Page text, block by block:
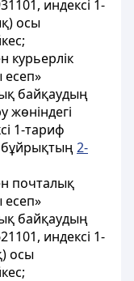
индексі 1-
осы
курьерлік
есеп»
байқаудың
жөніндегі
1-тариф
бұйрықтың2-
почталық
есеп»
байқаудың
индексі 1-
осы